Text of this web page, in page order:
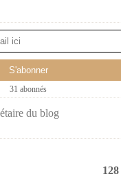
31 abonnés
du blog